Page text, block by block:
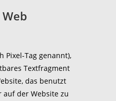
Pixel-Tag genannt),
Textfragment
das benutzt
auf der Website zu